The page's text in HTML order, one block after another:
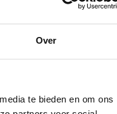
Over
te bieden en om ons
€329,75 Excl. btw
€399,00 Incl. btw